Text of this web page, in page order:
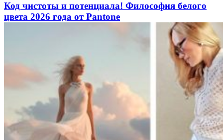
Код чистоты и потенциала! Философия белого
цвета 2026 года от Pantone